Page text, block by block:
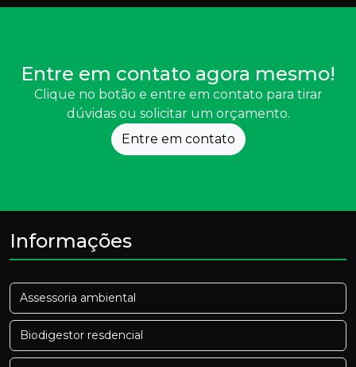
Entre em contato agora mesmo!
Clique no botão e entre em contato para tirar
dúvidas ou solicitar um orçamento.
Entre em contato
Informações
Assessoria ambiental
Biodigestor resdencial